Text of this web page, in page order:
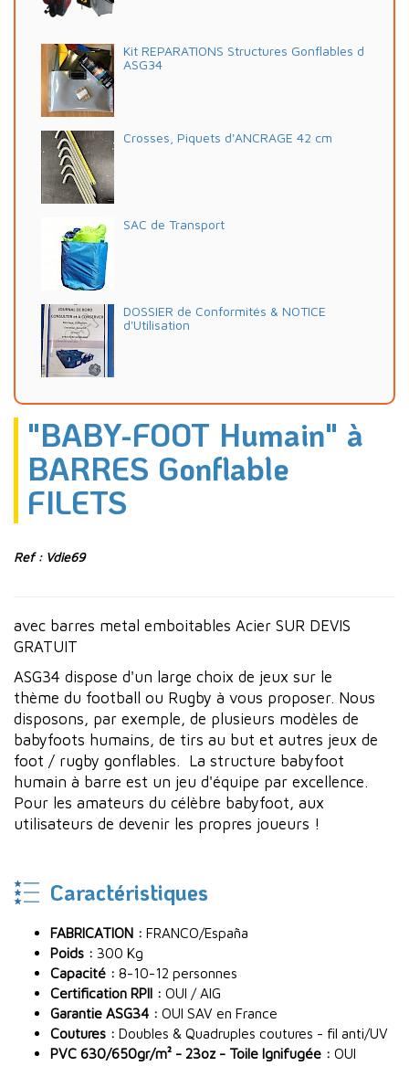
Kit REPARATIONS Structures Gonflables d
ASG34
Crosses, Piquets d'ANCRAGE 42 cm
SAC de Transport
DOSSIER de Conformités & NOTICE
d'Utilisation
"BABY-FOOT Humain" à
BARRES Gonflable
FILETS
Ref : Vdie69
avec barres metal emboitables Acier SUR DEVIS
GRATUIT
ASG34 dispose d'un large choix de jeux sur le
thème du football ou Rugby à vous proposer. Nous
disposons, par exemple, de plusieurs modèles de
babyfoots humains, de tirs au but et autres jeux de
foot / rugby gonflables. La structure babyfoot
humain à barre est un jeu d'équipe par excellence.
Pour les amateurs du célèbre babyfoot, aux
utilisateurs de devenir les propres joueurs !
Caractéristiques
FABRICATION : FRANCO/España
Poids : 300 Kg
Capacité : 8-10-12 personnes
Certification RPII : OUI / AIG
Garantie ASG34 : OUI SAV en France
Coutures : Doubles & Quadruples coutures - fil anti/UV
PVC 630/650gr/m² - 23oz - Toile Ignifugée : OUI